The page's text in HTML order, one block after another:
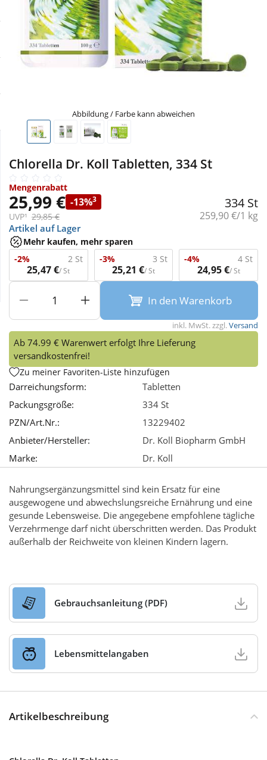
Sale
Schnäppchen
Täglich gut versorgt
Körperpflege & Kosmetik
Liebe & Erotik
Nahrungsergänzung
Sanitätshaus
Sport & Fitness
Tierbedarf
Physiogel
Aliud Pharma
Abbildung / Farbe kann abweichen
Chlorella Dr. Koll Tabletten, 334 St
Mengenrabatt
25,99 € -13%3
UVP¹ 29,85 €
334 St
Grundpreis:
259,90 €/1 kg
Artikel auf Lager
Mehr kaufen, mehr sparen
-2%
2 St
25,47 €/ St
-3% 3 St
25,21 €/ St
-4% 4 St
24,95 €/ St
In den Warenkorb
inkl. MwSt. zzgl.Versand
Ab 74.99 € Warenwert erfolgt Ihre Lieferung
versandkostenfrei!
Zu meiner Favoriten-Liste hinzufügen
Darreichungsform:
Tabletten
Packungsgröße:
334 St
PZN/Art.Nr.:
13229402
Anbieter/Hersteller:
Dr. Koll Biopharm GmbH
Marke:
Dr. Koll
Nahrungsergänzungsmittel sind kein Ersatz für eine
ausgewogene und abwechslungsreiche Ernährung und eine
gesunde Lebensweise. Die angegebene empfohlene tägliche
Verzehrmenge darf nicht überschritten werden. Das Produkt
außerhalb der Reichweite von kleinen Kindern lagern.
Gebrauchsanleitung (PDF)
Lebensmittelangaben
Artikelbeschreibung